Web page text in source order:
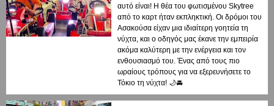
αυτό είναι! Η θέα του φωτισμένου Skytree
από το καρτ ήταν εκπληκτική. Οι δρόμοι του
Ασακούσα είχαν μια ιδιαίτερη γοητεία τη
νύχτα, και ο οδηγός μας έκανε την εμπειρία
ακόμα καλύτερη με την ενέργεια και τον
ενθουσιασμό του. Ένας από τους πιο
ωραίους τρόπους για να εξερευνήσετε το
Τόκιο τη νύχτα! 🌙🚘